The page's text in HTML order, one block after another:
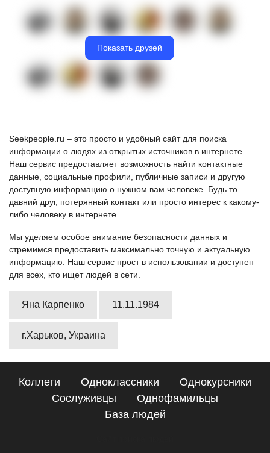
Показать друзей
Seekpeople.ru – это просто и удобный сайт для поиска
информации о людях из открытых источников в интернете.
Наш сервис предоставляет возможность найти контактные
данные, социальные профили, публичные записи и другую
доступную информацию о нужном вам человеке. Будь то
давний друг, потерянный контакт или просто интерес к какому-
либо человеку в интернете.
Мы уделяем особое внимание безопасности данных и
стремимся предоставить максимально точную и актуальную
информацию. Наш сервис прост в использовании и доступен
для всех, кто ищет людей в сети.
Яна Карпенко 11.11.1984
г.Харьков, Украина
Коллеги Одноклассники
Однокурсники
Сослуживцы
Однофамильцы
База людей